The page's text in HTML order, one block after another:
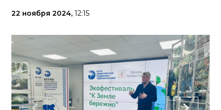
22 ноября 2024, 12:15